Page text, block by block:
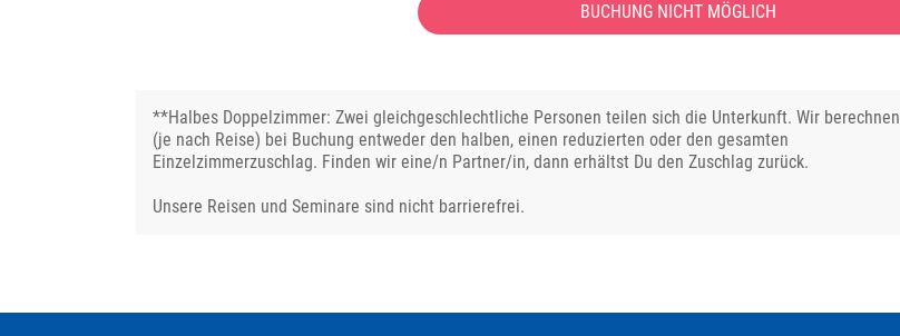
BUCHUNG NICHT MÖGLICH
**Halbes Doppelzimmer: Zwei gleichgeschlechtliche Personen teilen sich die Unterkunft. Wir berechnen
(je nach Reise) bei Buchung entweder den halben, einen reduzierten oder den gesamten
Einzelzimmerzuschlag. Finden wir eine/n Partner/in, dann erhältst Du den Zuschlag zurück.
Unsere Reisen und Seminare sind nicht barrierefrei.